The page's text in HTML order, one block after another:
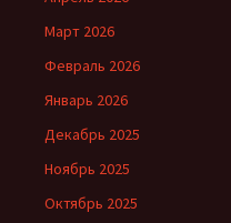
Март 2026
Февраль 2026
Январь 2026
Декабрь 2025
Ноябрь 2025
Октябрь 2025